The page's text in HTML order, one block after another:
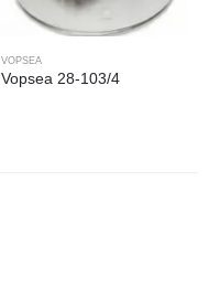
VOPSEA
Vopsea 28-103/4